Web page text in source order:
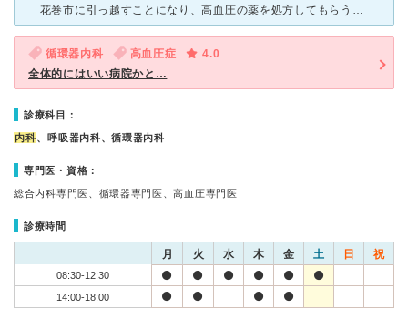
花巻市に引っ越すことになり、高血圧の薬を処方してもらう目的で検討しました。インターネットを検索していくつか候補のクリニックがヒットしましたが、サイトの充実度では群を抜いていました。もちろん羊頭狗肉と
循環器内科 高血圧症
4.0
全体的にはいい病院かと…
診療科目：
内科、呼吸器内科、循環器内科
専門医・資格：
総合内科専門医、循環器専門医、高血圧専門医
診療時間
月 火 水 木 金 土 日 祝
08:30-12:30
14:00-18:00